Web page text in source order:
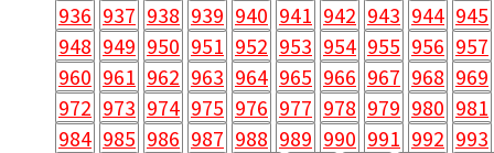
936 937 938 939 940 941 942 943 944 945
948 949 950 951 952 953 954 955 956 957
960 961 962 963 964 965 966 967 968 969
972 973 974 975 976 977 978 979 980 981
984 985 986 987 988 989 990 991 992 993